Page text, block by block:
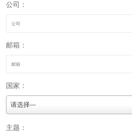
公司：
邮箱：
国家：
请选择---
主题：